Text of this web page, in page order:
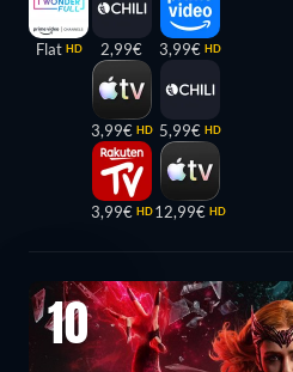
Flat HD 2,99€
3,99€ HD
3,99€ HD
3,99€ HD
5,99€ HD
12,99€ HD
10